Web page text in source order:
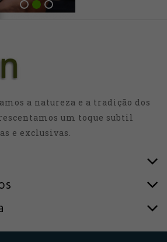
a natureza e a tradição dos
um toque subtil
e exclusivas.